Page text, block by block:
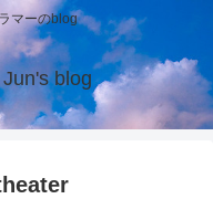
マーのblog
blog